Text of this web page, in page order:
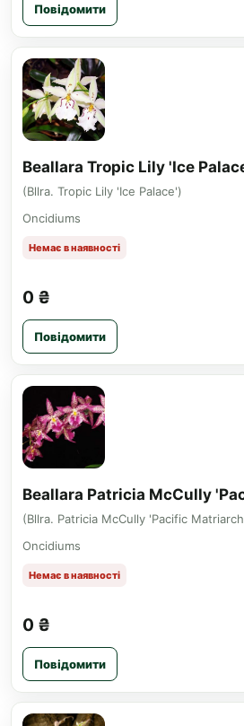
Повідомити
Beallara Tropic Lily 'Ice
(Bllra. Tropic Lily 'Ice Palace')
Oncidiums
Немає в наявності
0 ₴
Повідомити
Beallara Patricia McCully
(Bllra. Patricia McCully 'Pacific
Oncidiums
Немає в наявності
0 ₴
Повідомити